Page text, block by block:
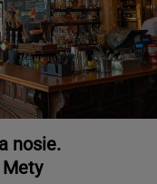
nosie.